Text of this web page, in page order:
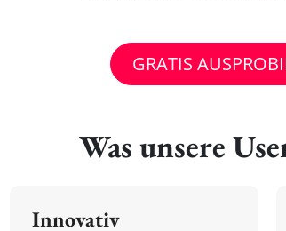
GRATIS
Was unsere
Innovativ